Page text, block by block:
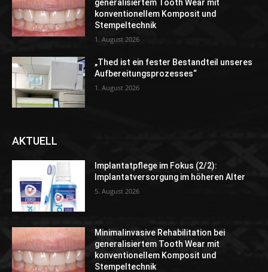
generalisiertem Tooth Wear mit
konventionellem Komposit und
Stempeltechnik
1. August 2026
„Thed ist ein fester Bestandteil unseres
Aufbereitungsprozesses“
1. August 2026
AKTUELL
Implantatpflege im Fokus (2/2):
Implantatversorgung im höheren Alter
5. August 2026
Minimalinvasive Rehabilitation bei
generalisiertem Tooth Wear mit
konventionellem Komposit und
Stempeltechnik